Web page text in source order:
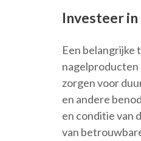
Investeer
Een belangrijke
nagelproducten
zorgen voor
en andere
en conditie van
van